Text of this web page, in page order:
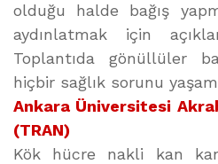
olduğu halde bağış
aydınlatmak için
Toplantıda gönüllüler
hiçbir sağlık sorunu
Ankara Üniversitesi
(TRAN)
Kök hücre nakli kan